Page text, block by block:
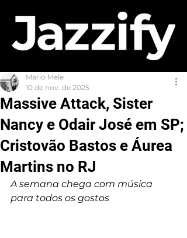
Massive Attack, Sister
Nancy e Odair José em SP;
Cristovão Bastos e Áurea
Martins no RJ
Mario Mele
10 de nov. de 2025
A semana chega com música
para todos os gostos